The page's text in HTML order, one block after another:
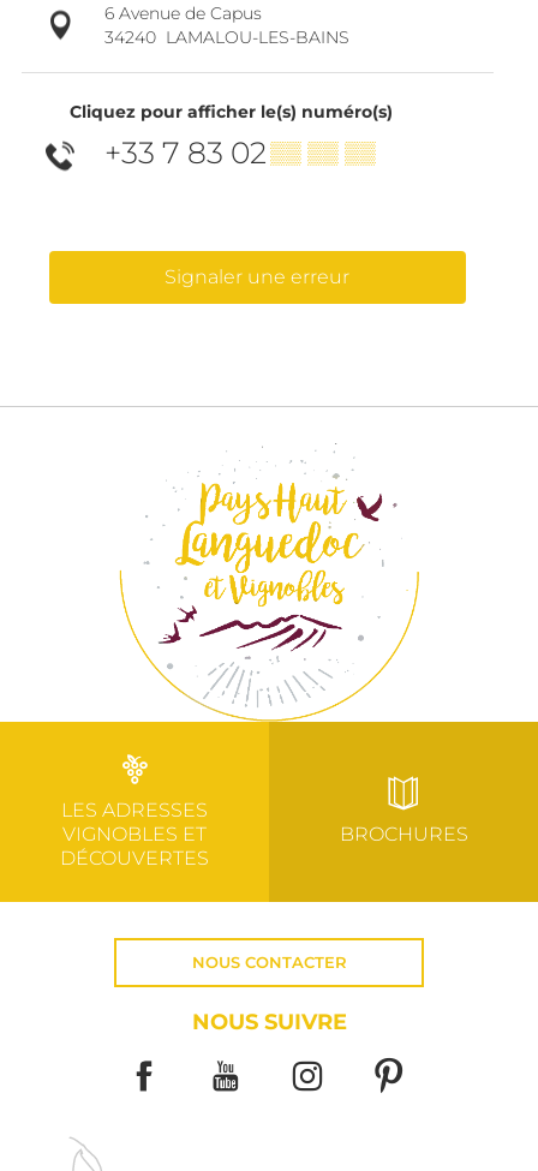
6 Avenue de Capus
34240 LAMALOU-LES-BAINS
Cliquez pour afficher le(s) numéro(s)
+33 7 83 02▒▒ ▒▒ ▒▒
Signaler une erreur
LES ADRESSES
VIGNOBLES ET
DÉCOUVERTES
BROCHURES
NOUS CONTACTER
NOUS SUIVRE